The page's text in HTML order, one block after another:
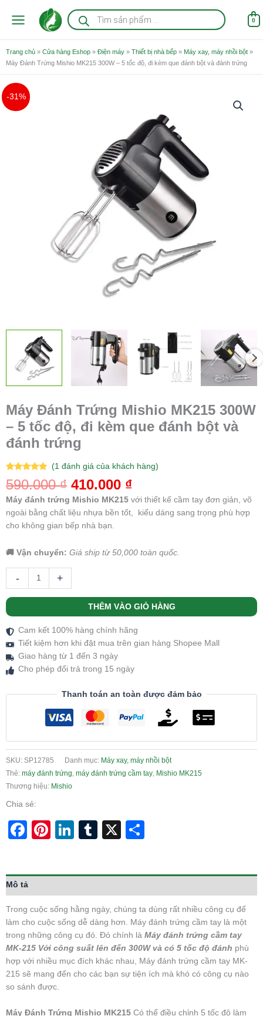
Tìm
kiếm
sản
0
Trang chủ » Cửa hàng Eshop » Điện máy » Thiết bị nhà bếp » Máy xay, máy nhồi bột »
Máy Đánh Trứng Mishio MK215 300W – 5 tốc độ, đi kèm que đánh bột và đánh trứng
-31%
Máy Đánh Trứng Mishio MK215 300W
– 5 tốc độ, đi kèm que đánh bột và
đánh trứng
5.00 trên 5
dựa trên
1
(1 đánh giá của khách hàng)
590.000₫
590.000 ₫.
410.000 ₫
tại
là:
410.000 ₫.
Máy đánh trứng Mishio MK215 với thiết kế cầm tay đơn giản, võ
ngoài bằng chất liệu nhựa bền tốt, kiểu dáng sang trọng phù hợp
cho không gian bếp nhà bạn.
🚚 Vận chuyển: Giá ship từ 50,000 toàn quốc.
-
Máy
Đánh
+
THÊM VÀO GIỎ HÀNG
Cam kết 100% hàng chính hãng
Tiết kiệm hơn khi đặt mua trên gian hàng Shopee Mall
Giao hàng từ 1 đến 3 ngày
Cho phép đổi trả trong 15 ngày
Thanh toán an toàn được đảm bảo
SKU: SP12785 Danh mục: Máy xay, máy nhồi bột
Thẻ: máy đánh trứng máy đánh trứng cầm tay Mishio MK215
Thương hiệu: Mishio
Chia sẻ:
Facebook
Pinterest
LinkedIn
Tumblr
X
Mô tả
Trong cuộc sống hằng ngày, chúng ta dùng rất nhiều công cụ để
làm cho cuộc sống dễ dàng hơn. Máy đánh trứng cầm tay là một
trong những công cụ đó. Đó chính là Máy đánh trứng cầm tay
MK-215 Với công suất lên đến 300W và có 5 tốc độ đánh phù
hợp với nhiều mục đích khác nhau, Máy đánh trứng cầm tay MK-
215 sẽ mang đến cho các bạn sự tiện ích mà khó có công cụ nào
so sánh được.
Máy Đánh Trứng Mishio MK215 Có thể điều chỉnh 5 tốc độ làm